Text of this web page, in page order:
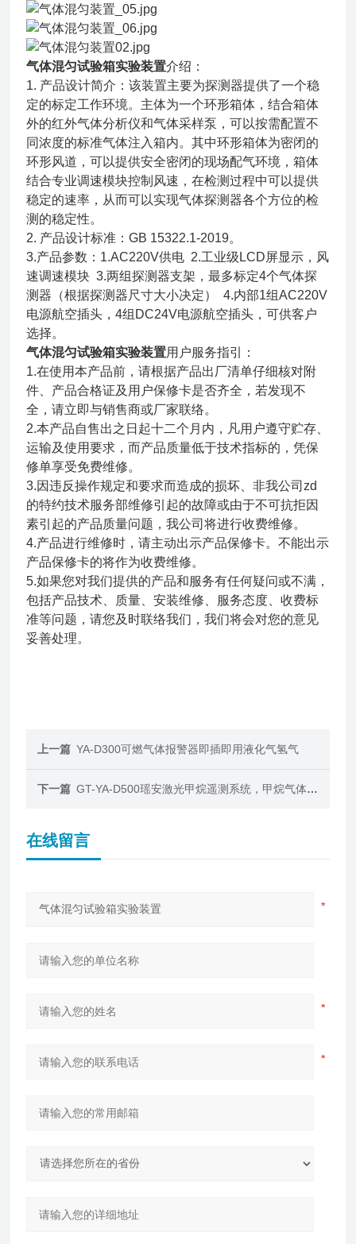
气体混匀试验箱实验装置介绍：
1. 产品设计简介：该装置主要为探测器提供了一个稳
定的标定工作环境。主体为一个环形箱体，结合箱体
外的红外气体分析仪和气体采样泵，可以按需配置不
同浓度的标准气体注入箱内。其中环形箱体为密闭的
环形风道，可以提供安全密闭的现场配气环境，箱体
结合专业调速模块控制风速，在检测过程中可以提供
稳定的速率，从而可以实现气体探测器各个方位的检
测的稳定性。
2. 产品设计标准：GB 15322.1-2019。
3.产品参数：1.AC220V供电 2.工业级LCD屏显示，风
速调速模块 3.两组探测器支架，最多标定4个气体探
测器（根据探测器尺寸大小决定） 4.内部1组AC220V
电源航空插头，4组DC24V电源航空插头，可供客户
选择。
气体混匀试验箱实验装置用户服务指引：
1.在使用本产品前，请根据产品出厂清单仔细核对附
件、产品合格证及用户保修卡是否齐全，若发现不
全，请立即与销售商或厂家联络。
2.本产品自售出之日起十二个月内，凡用户遵守贮存、
运输及使用要求，而产品质量低于技术指标的，凭保
修单享受免费维修。
3.因违反操作规定和要求而造成的损坏、非我公司zd
的特约技术服务部维修引起的故障或由于不可抗拒因
素引起的产品质量问题，我公司将进行收费维修。
4.产品进行维修时，请主动出示产品保修卡。不能出示
产品保修卡的将作为收费维修。
5.如果您对我们提供的产品和服务有任何疑问或不满，
包括产品技术、质量、安装维修、服务态度、收费标
准等问题，请您及时联络我们，我们将会对您的意见
妥善处理。
上一篇 YA-D300可燃气体报警器即插即用液化气氢气
下一篇 GT-YA-D500瑶安激光甲烷遥测系统，甲烷气体报警器
在线留言